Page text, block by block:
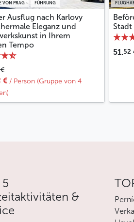
des Kräuterlikörs
Weniger
VON PRAG FÜHRUNG
Ausflug nach Karlovy
Eleganz und
in Ihrem
Tempo
€ / Person (Gruppe von 4
Stadt
51.52
&